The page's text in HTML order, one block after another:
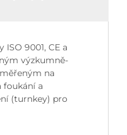
9001, CE a
výzkumně-
na
foukání a
(turnkey) pro